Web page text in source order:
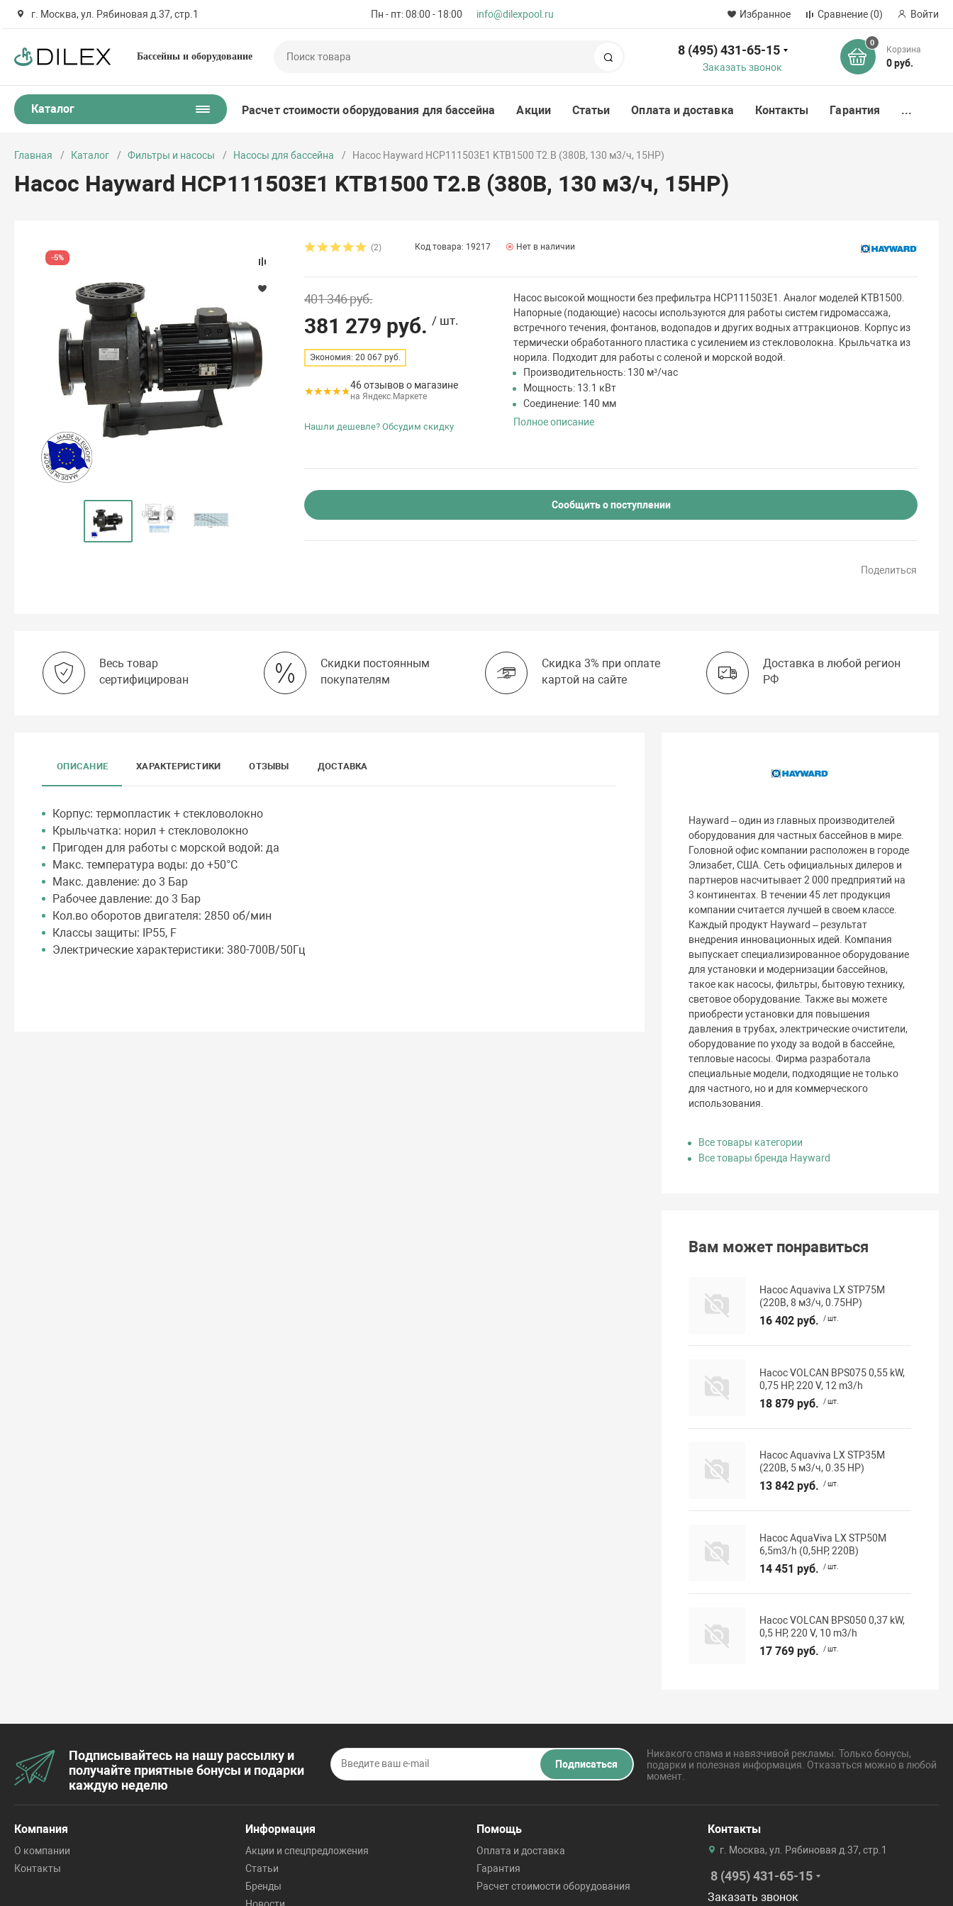
г. Москва, ул. Рябиновая д.37, стр.1 Пн - пт: 08:00 - 18:00 info@dilexpool.ru Избранное Сравнение (0) Войти
Бассейны и оборудование 8 (495) 431-65-15
Заказать звонок
0
Корзина
0 руб.
Каталог Расчет стоимости оборудования для бассейна Акции Статьи Оплата и доставка Контакты Гарантия ...
Главная Каталог Фильтры и насосы Насосы для бассейна Насос Hayward HCP111503E1 KTB1500 T2.B (380В, 130 м3/ч, 15HP)
Насос Hayward HCP111503E1 KTB1500 T2.B (380В, 130 м3/ч, 15HP)
-5%
(2) Код товара: 19217 Нет в наличии
401 346 руб.
381 279 руб. / шт.
Экономия: 20 067 руб.
46 отзывов о магазине
на Яндекс.Маркете
Нашли дешевле? Обсудим скидку
Насос высокой мощности без префильтра HCP111503E1. Аналог моделей KTB1500.
Напорные (подающие) насосы используются для работы систем гидромассажа,
встречного течения, фонтанов, водопадов и других водных аттракционов. Корпус из
термически обработанного пластика с усилением из стекловолокна. Крыльчатка из
норила. Подходит для работы с соленой и морской водой.
Производительность: 130 м³/час
Мощность: 13.1 кВт
Соединение: 140 мм
Полное описание
Сообщить о поступлении
Поделиться
Весь товар
сертифицирован
Скидки постоянным
покупателям
Скидка 3% при оплате
картой на сайте
Доставка в любой регион
РФ
ОПИСАНИЕ ХАРАКТЕРИСТИКИ ОТЗЫВЫ ДОСТАВКА
Корпус: термопластик + стекловолокно
Крыльчатка: норил + стекловолокно
Пригоден для работы с морской водой: да
Макс. температура воды: до +50°C
Макс. давление: до 3 Бар
Рабочее давление: до 3 Бар
Кол.во оборотов двигателя: 2850 об/мин
Классы защиты: IP55, F
Электрические характеристики: 380-700B/50Гц
Hayward – один из главных производителей
оборудования для частных бассейнов в мире.
Головной офис компании расположен в городе
Элизабет, США. Сеть официальных дилеров и
партнеров насчитывает 2 000 предприятий на
3 континентах. В течении 45 лет продукция
компании считается лучшей в своем классе.
Каждый продукт Hayward – результат
внедрения инновационных идей. Компания
выпускает специализированное оборудование
для установки и модернизации бассейнов,
такое как насосы, фильтры, бытовую технику,
световое оборудование. Также вы можете
приобрести установки для повышения
давления в трубах, электрические очистители,
оборудование по уходу за водой в бассейне,
тепловые насосы. Фирма разработала
специальные модели, подходящие не только
для частного, но и для коммерческого
использования.
Все товары категории
Все товары бренда Hayward
Вам может понравиться
Насос Aquaviva LX STP75M
(220В, 8 м3/ч, 0.75HP)
16 402 руб. / шт.
Насос VOLCAN BPS075 0,55 kW,
0,75 HP, 220 V, 12 m3/h
18 879 руб. / шт.
Насос Aquaviva LX STP35M
(220В, 5 м3/ч, 0.35 HP)
13 842 руб. / шт.
Насос AquaViva LX STP50M
6,5m3/h (0,5HP, 220В)
14 451 руб. / шт.
Насос VOLCAN BPS050 0,37 kW,
0,5 HP, 220 V, 10 m3/h
17 769 руб. / шт.
Подписывайтесь на нашу рассылку и
получайте приятные бонусы и подарки
каждую неделю
Подписаться
Никакого спама и навязчивой рекламы. Только бонусы,
подарки и полезная информация. Отказаться можно в любой
момент.
Компания
О компании
Контакты
Информация
Акции и спецпредложения
Статьи
Бренды
Помощь
Оплата и доставка
Гарантия
Расчет стоимости оборудования
Контакты
г. Москва, ул. Рябиновая д.37, стр.1
8 (495) 431-65-15
Заказать звонок